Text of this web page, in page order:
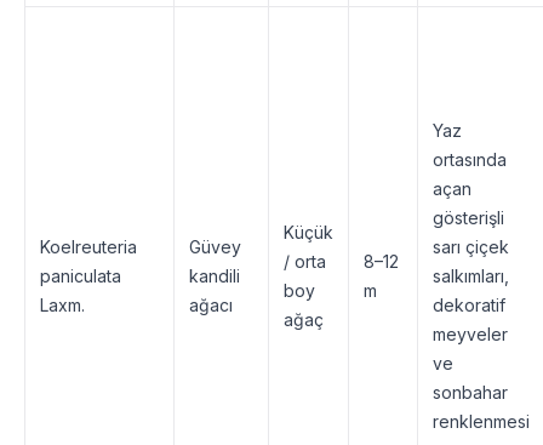
Koelreuteria
paniculata
Laxm.
Güvey
kandili
ağacı
Küçük
/ orta
boy
ağaç
8–12
m
Yaz
ortasında
açan
gösterişli
sarı çiçek
salkımları,
dekoratif
meyveler
ve
sonbahar
renklenmesi